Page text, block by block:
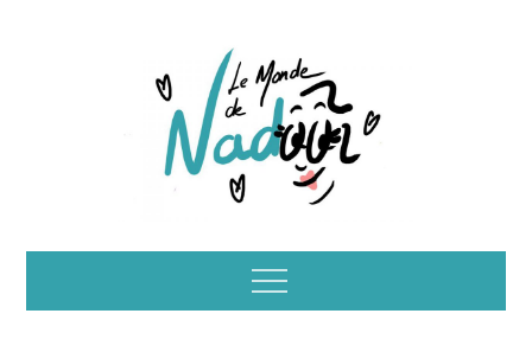
Illustrations – le
monde de Nadoo
Menu